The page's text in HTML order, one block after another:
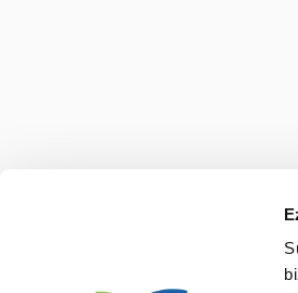
A
részt
javasolt
A Ca